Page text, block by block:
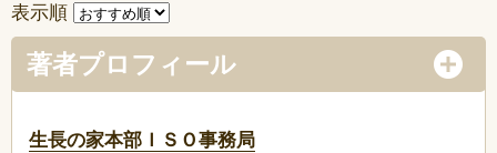
表示順
著者プロフィール
生長の家本部ＩＳＯ事務局